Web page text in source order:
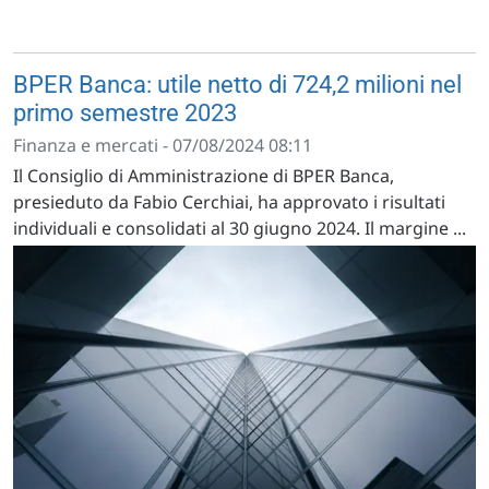
BPER Banca: utile netto di 724,2 milioni nel
primo semestre 2023
Finanza e mercati - 07/08/2024 08:11
Il Consiglio di Amministrazione di BPER Banca,
presieduto da Fabio Cerchiai, ha approvato i risultati
individuali e consolidati al 30 giugno 2024. Il margine ...